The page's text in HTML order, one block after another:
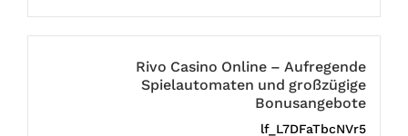
Rivo Casino Online – Aufregende
Spielautomaten und großzügige
Bonusangebote
lf_L7DFaTbcNVr5